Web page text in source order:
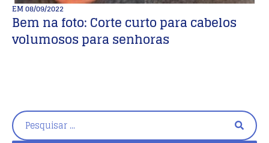
EM08/09/2022
Bem na foto: Corte curto para cabelos
volumosos para senhoras